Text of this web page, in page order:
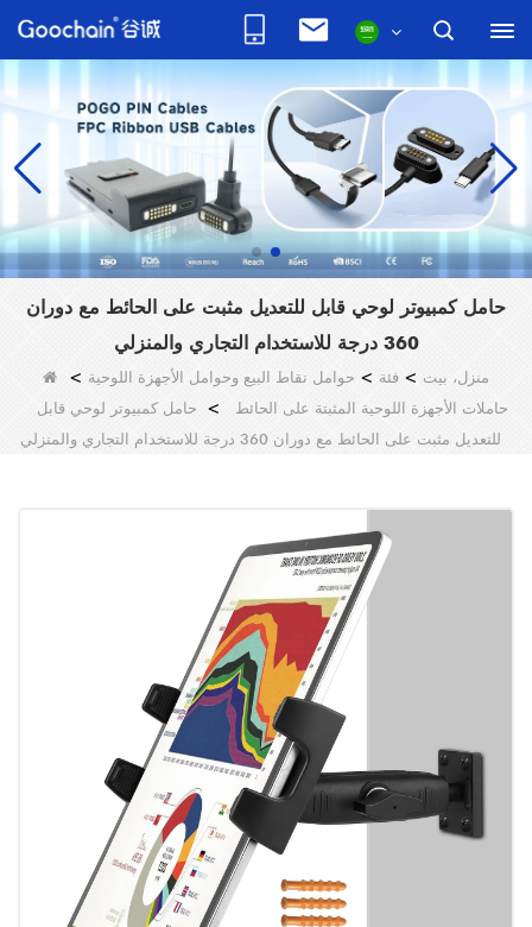
حامل كمبيوتر لوحي قابل للتعديل مثبت على الحائط مع دوران
360 درجة للاستخدام التجاري والمنزلي
منزل، بيت > فئة > حوامل نقاط البيع وحوامل الأجهزة اللوحية >
حاملات الأجهزة اللوحية المثبتة على الحائط > حامل كمبيوتر لوحي قابل
للتعديل مثبت على الحائط مع دوران 360 درجة للاستخدام التجاري والمنزلي